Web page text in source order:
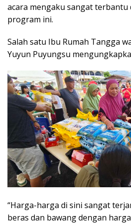
acara mengaku sangat terbantu
program ini.
Salah satu Ibu Rumah Tangga
Yuyun Puyungsu
“Harga-harga di sini sangat
beras dan bawang dengan